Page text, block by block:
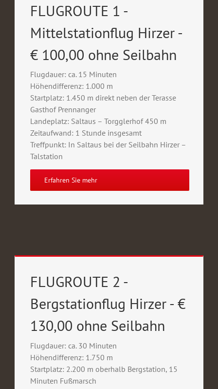
FLUGROUTE 1 -
Mittelstationflug Hirzer -
€ 100,00 ohne Seilbahn
Flugdauer: ca. 15 Minuten
Höhendifferenz: 1.000 m
Startplatz: 1.450 m direkt neben der Terasse
Gasthof Prennanger
Landeplatz: Saltaus – Torgglerhof 450 m
Zeitaufwand: 1 Stunde insgesamt
Treffpunkt: In Saltaus bei der Seilbahn Hirzer –
Talstation
Erfahren Sie mehr
FLUGROUTE 2 -
Bergstationflug Hirzer - €
130,00 ohne Seilbahn
Flugdauer: ca. 30 Minuten
Höhendifferenz: 1.750 m
Startplatz: 2.200 m oberhalb Bergstation, 15
Minuten Fußmarsch